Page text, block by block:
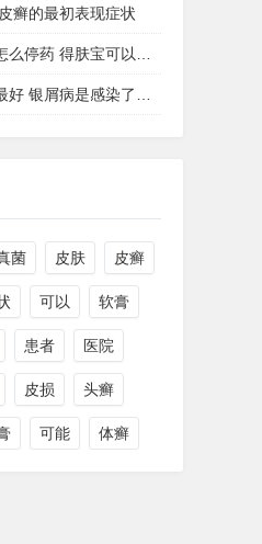
癣的最初表现症状
得肤宝可以治疗湿疹吗
屑病是感染了什么病菌
菌 皮肤 皮癣
可以 软膏
患者 医院
皮损 头癣
可能 体癣